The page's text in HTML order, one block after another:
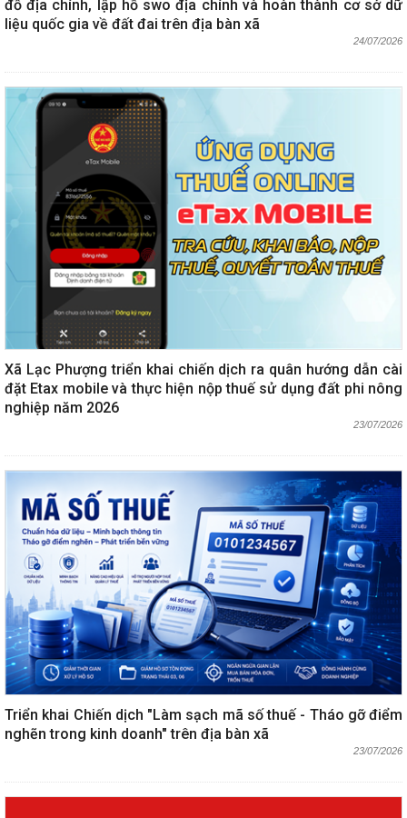
đồ địa chính, lập hồ swo địa chính và hoàn thành cơ sở dữ
liệu quốc gia về đất đai trên địa bàn xã
24/07/2026
Xã Lạc Phượng triển khai chiến dịch ra quân hướng dẫn cài
đặt Etax mobile và thực hiện nộp thuế sử dụng đất phi nông
nghiệp năm 2026
23/07/2026
Triển khai Chiến dịch "Làm sạch mã số thuế - Tháo gỡ điểm
nghẽn trong kinh doanh" trên địa bàn xã
23/07/2026